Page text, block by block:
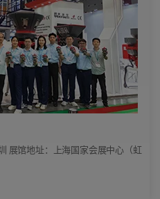
展馆地址：上海国家会展中心（虹